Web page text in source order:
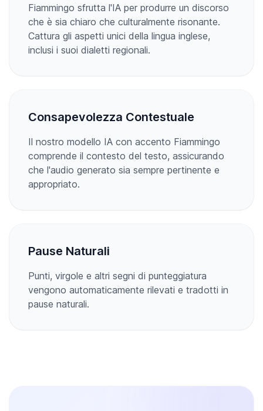
Fiammingo sfrutta l'IA per produrre un discorso
che è sia chiaro che culturalmente risonante.
Cattura gli aspetti unici della lingua inglese,
inclusi i suoi dialetti regionali.
Consapevolezza Contestuale
Il nostro modello IA con accento Fiammingo
comprende il contesto del testo, assicurando
che l'audio generato sia sempre pertinente e
appropriato.
Pause Naturali
Punti, virgole e altri segni di punteggiatura
vengono automaticamente rilevati e tradotti in
pause naturali.